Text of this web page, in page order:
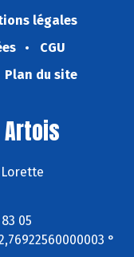
légales
CGU
Plan du site
Artois
05
°